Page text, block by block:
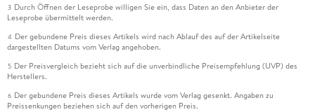
3 Durch Öffnen der Leseprobe willigen Sie ein, dass Daten an den Anbieter der
Leseprobe übermittelt werden.
4 Der gebundene Preis dieses Artikels wird nach Ablauf des auf der Artikelseite
dargestellten Datums vom Verlag angehoben.
5 Der Preisvergleich bezieht sich auf die unverbindliche Preisempfehlung (UVP) des
Herstellers.
6 Der gebundene Preis dieses Artikels wurde vom Verlag gesenkt. Angaben zu
Preissenkungen beziehen sich auf den vorherigen Preis.